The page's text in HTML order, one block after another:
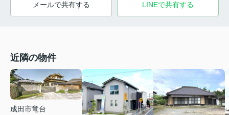
メールで共有する LINEで共有する
近隣の物件
成田市竜台